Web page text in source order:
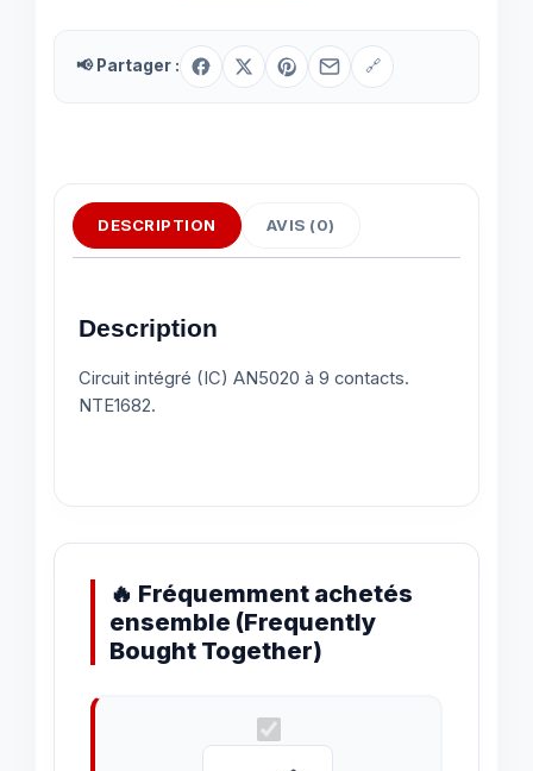
📢 Partager : 🔗
DESCRIPTION AVIS (0)
Description
Circuit intégré (IC) AN5020 à 9 contacts.
NTE1682.
🔥 Fréquemment achetés
ensemble (Frequently
Bought Together)